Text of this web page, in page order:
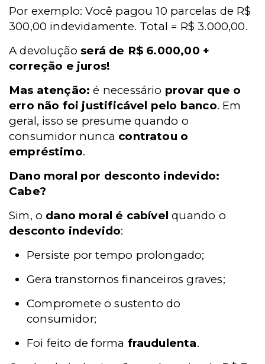
Por exemplo: Você pagou 10 parcelas de R$
300,00 indevidamente. Total = R$ 3.000,00.
A devolução será de R$ 6.000,00 +
correção e juros!
Mas atenção: é necessário provar que o
erro não foi justificável pelo banco. Em
geral, isso se presume quando o
consumidor nunca contratou o
empréstimo.
Dano moral por desconto indevido:
Cabe?
Sim, o dano moral é cabível quando o
desconto indevido:
Persiste por tempo prolongado;
Gera transtornos financeiros graves;
Compromete o sustento do
consumidor;
Foi feito de forma fraudulenta.